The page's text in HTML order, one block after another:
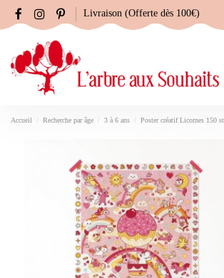
Livraison (Offerte dès 100€)
Accueil Recherche par âge 3 à 6 ans Poster créatif Licornes 150